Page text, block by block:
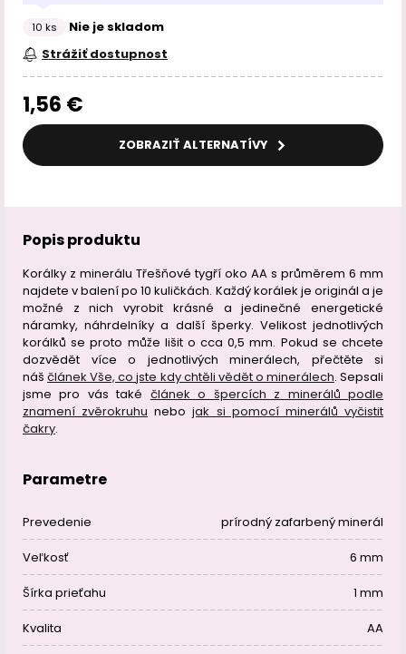
10 ks
Nie je skladom
Strážiť dostupnost
1,56 €
ZOBRAZIŤ ALTERNATÍVY
Popis produktu
Korálky z minerálu Třešňové tygří oko AA s průměrem 6 mm
najdete v balení po 10 kuličkách. Každý korálek je originál a je
možné z nich vyrobit krásné a jedinečné energetické
náramky, náhrdelníky a další šperky. Velikost jednotlivých
korálků se proto může lišit o cca 0,5 mm. Pokud se chcete
dozvědět více o jednotlivých minerálech, přečtěte si
náščlánek Vše, co jste kdy chtěli vědět o minerálech. Sepsali
jsme pro vás také článek o špercích z minerálů podle
znamení zvěrokruhu nebojak si pomocí minerálů vyčistit
čakry.
Parametre
Prevedenie prírodný zafarbený minerál
Veľkosť 6 mm
Šírka prieťahu 1 mm
Kvalita AA